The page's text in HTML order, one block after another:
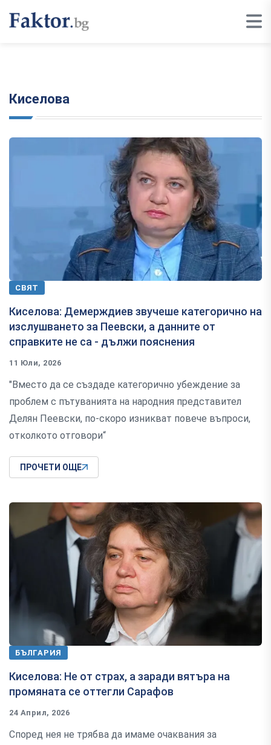
Киселова
СВЯТ
Киселова: Демерждиев звучеше категорично на
изслушването за Пеевски, а данните от
справките не са - дължи пояснения
11 Юли, 2026
"Вместо да се създаде категорично убеждение за
проблем с пътуванията на народния представител
Делян Пеевски, по-скоро изникват повече въпроси,
отколкото отговори“
ПРОЧЕТИ ОЩЕ
БЪЛГАРИЯ
Киселова: Не от страх, а заради вятъра на
промяната се оттегли Сарафов
24 Април, 2026
Според нея не трябва да имаме очаквания за